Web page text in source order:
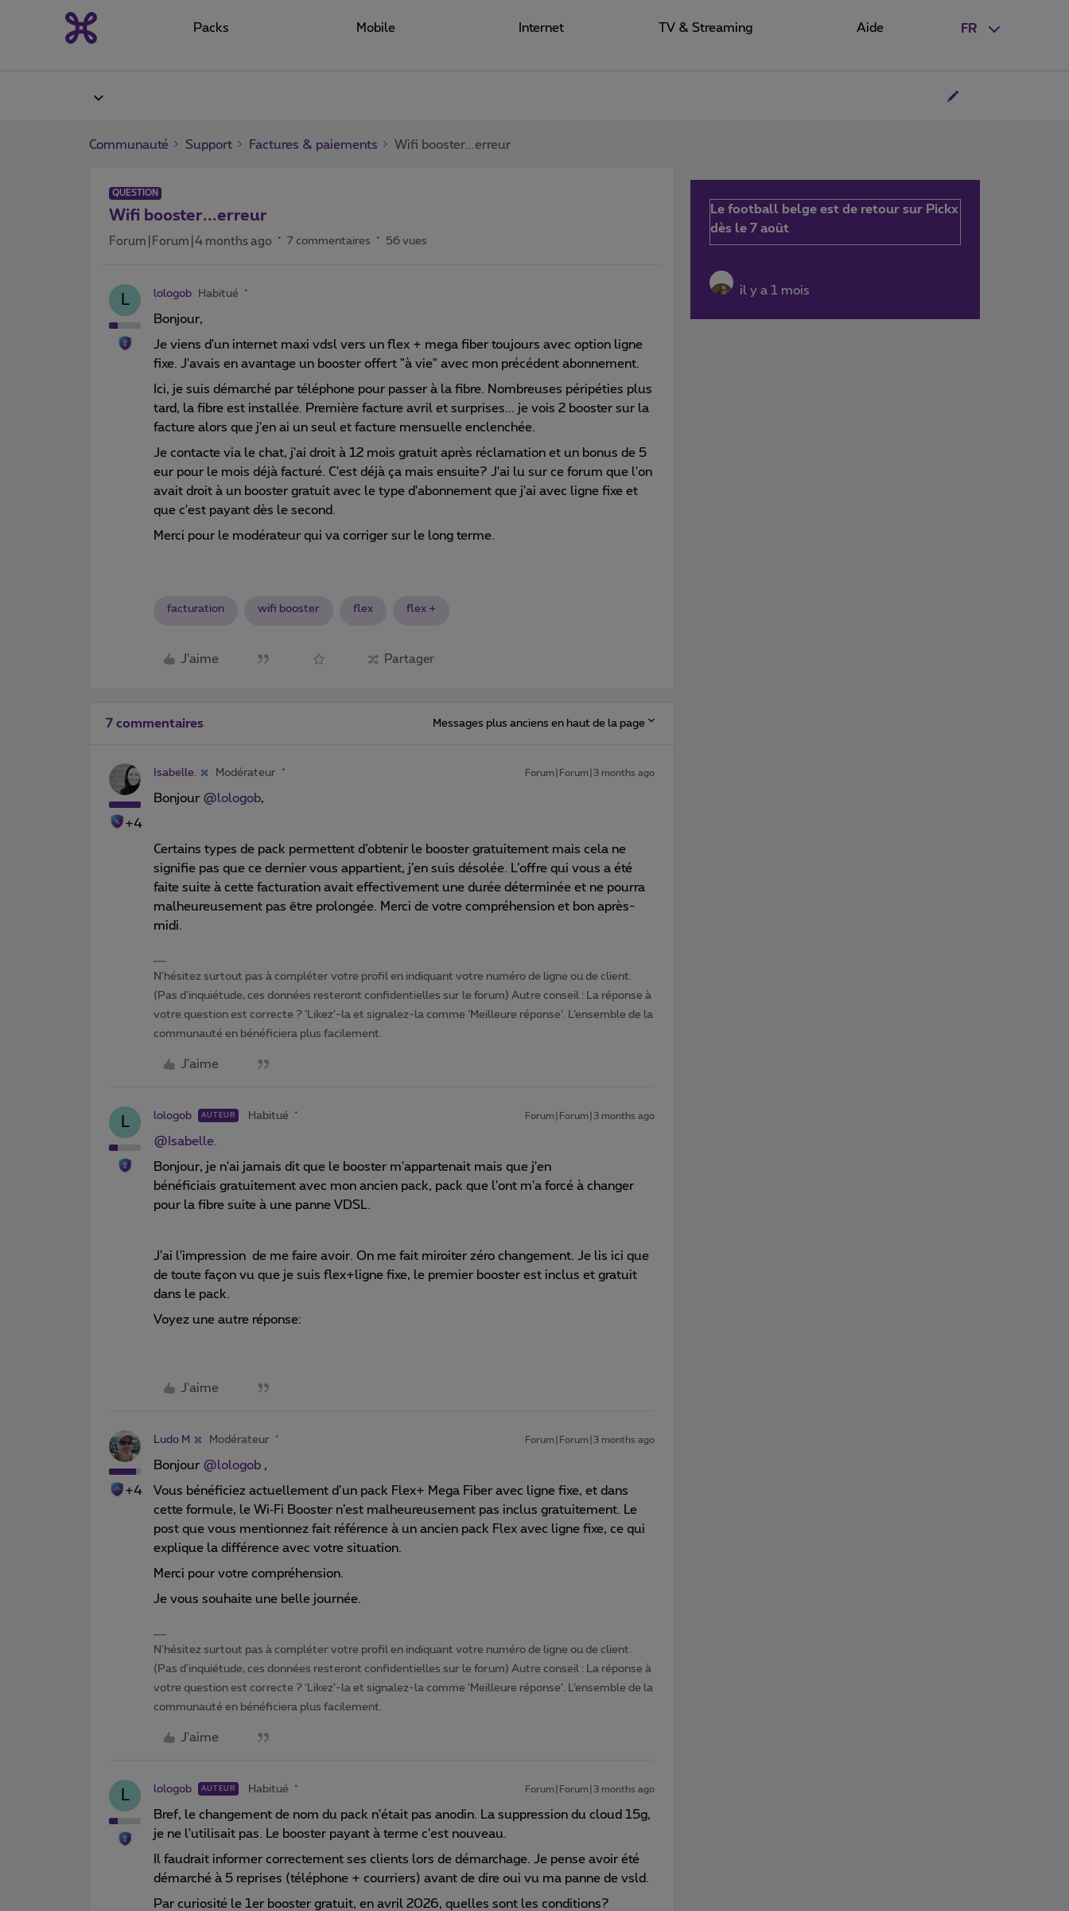
FR
Packs Mobile Internet TV & Streaming Aide
Communauté Support Factures & paiements Wifi booster...erreur
QUESTION
Wifi booster...erreur
Forum|Forum|4 months ago 7 commentaires 56 vues
L lologob Habitué
Bonjour,
Je viens d'un internet maxi vdsl vers un flex + mega fiber toujours avec option ligne
fixe. J'avais en avantage un booster offert "à vie" avec mon précédent abonnement.
Ici, je suis démarché par téléphone pour passer à la fibre. Nombreuses péripéties plus
tard, la fibre est installée. Première facture avril et surprises... je vois 2 booster sur la
facture alors que j'en ai un seul et facture mensuelle enclenchée.
Je contacte via le chat, j'ai droit à 12 mois gratuit après réclamation et un bonus de 5
eur pour le mois déjà facturé. C'est déjà ça mais ensuite? J'ai lu sur ce forum que l'on
avait droit à un booster gratuit avec le type d'abonnement que j'ai avec ligne fixe et
que c'est payant dès le second.
Merci pour le modérateur qui va corriger sur le long terme.
facturation wifi booster flex flex +
J'aime Partager
7 commentaires Messages plus anciens en haut de la page
+4
Isabelle. Modérateur Forum|Forum|3 months ago
Bonjour ​ @lologob,
Certains types de pack permettent d’obtenir le booster gratuitement mais cela ne
signifie pas que ce dernier vous appartient, j’en suis désolée. L’offre qui vous a été
faite suite à cette facturation avait effectivement une durée déterminée et ne pourra
malheureusement pas être prolongée. Merci de votre compréhension et bon après-
midi.
N'hésitez surtout pas à compléter votre profil en indiquant votre numéro de ligne ou de client.
(Pas d'inquiétude, ces données resteront confidentielles sur le forum) Autre conseil : La réponse à
votre question est correcte ? ‘Likez’-la et signalez-la comme ‘Meilleure réponse’. L’ensemble de la
communauté en bénéficiera plus facilement.
J'aime
L lologob AUTEUR Habitué Forum|Forum|3 months ago
@Isabelle.
Bonjour, je n'ai jamais dit que le booster m'appartenait mais que j'en
bénéficiais gratuitement avec mon ancien pack, pack que l'ont m'a forcé à changer
pour la fibre suite à une panne VDSL.
J'ai l'impression de me faire avoir. On me fait miroiter zéro changement. Je lis ici que
de toute façon vu que je suis flex+ligne fixe, le premier booster est inclus et gratuit
dans le pack.
Voyez une autre réponse:
J'aime
+4
Ludo M Modérateur Forum|Forum|3 months ago
Bonjour ​ @lologob ,
Vous bénéficiez actuellement d’un pack Flex+ Mega Fiber avec ligne fixe, et dans
cette formule, le Wi‑Fi Booster n’est malheureusement pas inclus gratuitement. Le
post que vous mentionnez fait référence à un ancien pack Flex avec ligne fixe, ce qui
explique la différence avec votre situation.
Merci pour votre compréhension.
Je vous souhaite une belle journée.
N'hésitez surtout pas à compléter votre profil en indiquant votre numéro de ligne ou de client.
(Pas d'inquiétude, ces données resteront confidentielles sur le forum) Autre conseil : La réponse à
votre question est correcte ? ‘Likez’-la et signalez-la comme ‘Meilleure réponse’. L’ensemble de la
communauté en bénéficiera plus facilement.
J'aime
L lologob AUTEUR Habitué Forum|Forum|3 months ago
Bref, le changement de nom du pack n'était pas anodin. La suppression du cloud 15g,
je ne l'utilisait pas. Le booster payant à terme c'est nouveau.
Il faudrait informer correctement ses clients lors de démarchage. Je pense avoir été
démarché à 5 reprises (téléphone + courriers) avant de dire oui vu ma panne de vsld.
Par curiosité le 1er booster gratuit, en avril 2026, quelles sont les conditions?
Le football belge est de retour sur Pickx
dès le 7 août
il y a 1 mois